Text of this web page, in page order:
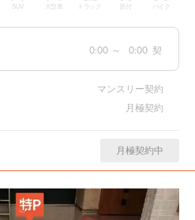
SUV 大型車 トラック 原付 バイク
0:00 ～ 0:00 契
マンスリー契約
月極契約
月極契約中